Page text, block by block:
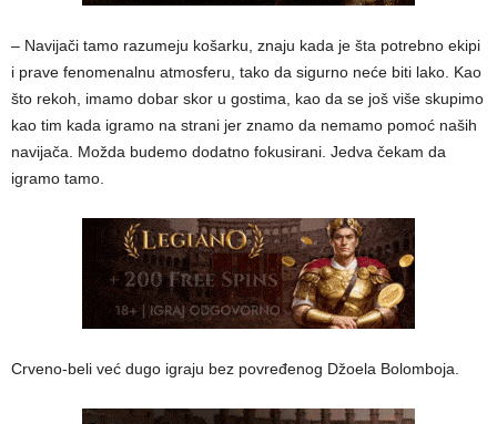
– Navijači tamo razumeju košarku, znaju kada je šta potrebno ekipi
i prave fenomenalnu atmosferu, tako da sigurno neće biti lako. Kao
što rekoh, imamo dobar skor u gostima, kao da se još više skupimo
kao tim kada igramo na strani jer znamo da nemamo pomoć naših
navijača. Možda budemo dodatno fokusirani. Jedva čekam da
igramo tamo.
Crveno-beli već dugo igraju bez povređenog Džoela Bolomboja.